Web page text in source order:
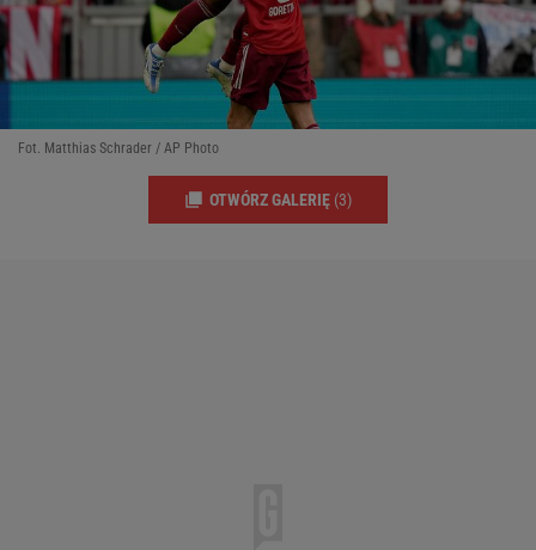
Fot. Matthias Schrader / AP Photo
OTWÓRZ GALERIĘ (3)